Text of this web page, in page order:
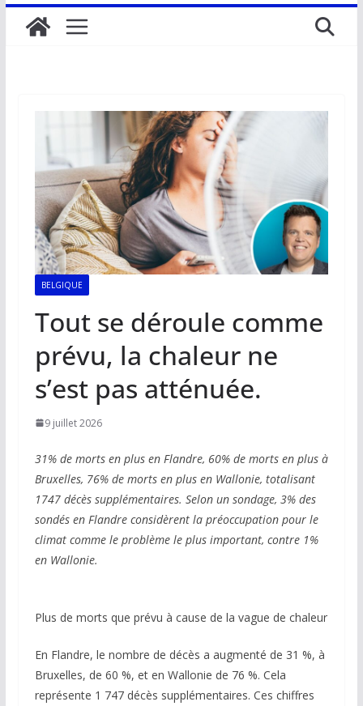
BELGIQUE
Tout se déroule comme
prévu, la chaleur ne
s’est pas atténuée.
9 juillet 2026
31% de morts en plus en Flandre, 60% de morts en plus à
Bruxelles, 76% de morts en plus en Wallonie, totalisant
1747 décès supplémentaires. Selon un sondage, 3% des
sondés en Flandre considèrent la préoccupation pour le
climat comme le problème le plus important, contre 1%
en Wallonie.
Plus de morts que prévu à cause de la vague de chaleur
En Flandre, le nombre de décès a augmenté de 31 %, à
Bruxelles, de 60 %, et en Wallonie de 76 %. Cela
représente 1 747 décès supplémentaires. Ces chiffres